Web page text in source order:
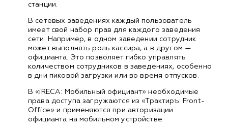
станции.
В сетевых заведениях каждый пользователь
имеет свой набор прав для каждого заведения
сети. Например, в одном заведении сотрудник
может выполнять роль кассира, а в другом —
официанта. Это позволяет гибко управлять
количеством сотрудников в заведениях, особенно
в дни пиковой загрузки или во время отпусков.
В «iRECA: Мобильный официант» необходимые
права доступа загружаются из «Трактиръ: Front-
Office» и применяются при авторизации
официанта на мобильном устройстве.